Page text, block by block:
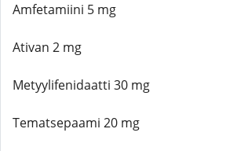
Amfetamiini 5 mg
Ativan 2 mg
Metyylifenidaatti 30 mg
Tematsepaami 20 mg